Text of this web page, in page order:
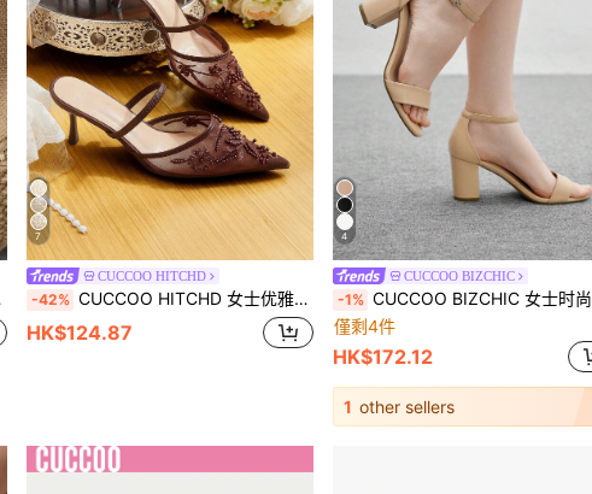
7
CUCCOO HITCHD
-42% CUCCOO HITCHD 女士优雅尖头露跟高跟鞋，饰有串珠网纱和浪漫蕾丝设计，黑色，适合婚礼、派对、正式场合。
HK$124.87
4
CUCCOO BIZCHIC
-1% CUCCOO BIZCHIC 女士时尚舒适圆头系带粗跟百搭凉鞋
僅剩4件
HK$172.12
1 other sellers